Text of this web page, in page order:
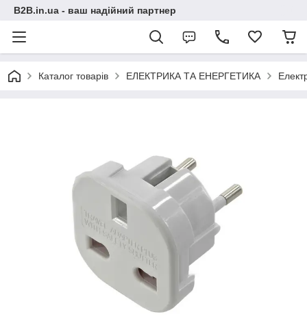
B2B.in.ua - ваш надійний партнер
Каталог товарів ЕЛЕКТРИКА ТА ЕНЕРГЕТИКА